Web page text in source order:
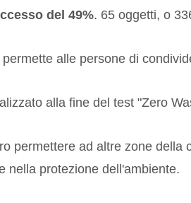
del 49%. 65 oggetti, o
alle persone di
alla fine del test "Zero
permettere ad altre zone
nella protezione dell'ambiente.